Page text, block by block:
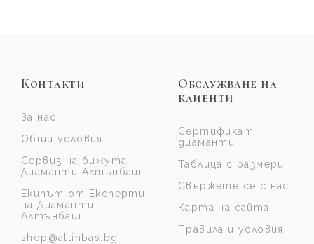
Контакти
За нас
Общи условия
Сервиз на бижута
Диаманти Алтънбаш
Екипът от Експерти
на Диаманти
Алтънбаш
shop@altinbas.bg
Обслужване на
клиенти
Сертификат
диаманти
Таблица с размери
Свържете се с нас
Карта на сайта
Правила и условия